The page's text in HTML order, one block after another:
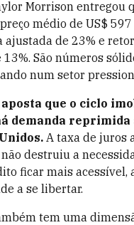
Morrison entregou
médio de US$
de 23% e
São números
num setor
que o ciclo
demanda reprimida
A taxa de juros
destruiu a
ficar mais acessível,
a se libertar.
tem uma